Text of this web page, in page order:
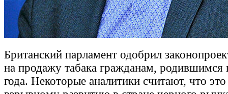
Британский парламент одобрил
на продажу табака гражданам, родившимся
года. Некоторые аналитики считают, что